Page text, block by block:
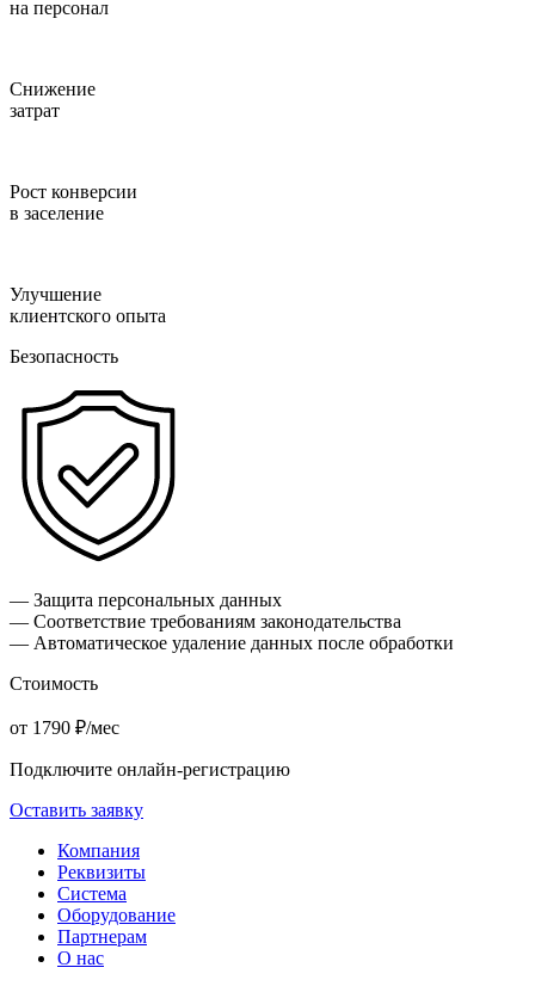
на персонал
Снижение
затрат
Рост конверсии
в заселение
Улучшение
клиентского опыта
Безопасность
— Защита персональных данных
— Соответствие требованиям законодательства
— Автоматическое удаление данных после обработки
Стоимость
от 1790 ₽/мес
Подключите онлайн-регистрацию
Оставить заявку
Компания
Реквизиты
Система
Оборудование
Партнерам
О нас